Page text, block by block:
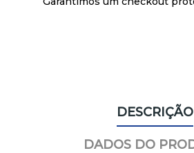
DESCRIÇÃO
DADOS DO